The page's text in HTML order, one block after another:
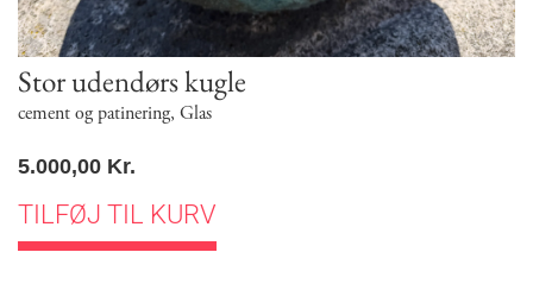
Stor udendørs kugle
cement og patinering, Glas
5.000,00 Kr.
TILFØJ TIL KURV